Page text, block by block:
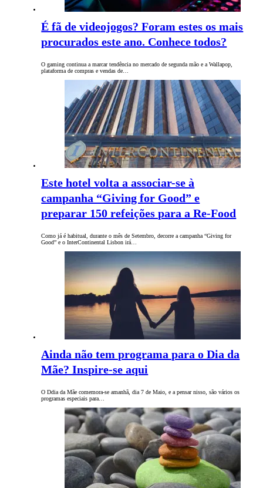
É fã de videojogos? Foram estes os mais
procurados este ano. Conhece todos?
O gaming continua a marcar tendência no mercado de segunda mão e a Wallapop,
plataforma de compras e vendas de…
Este hotel volta a associar-se à
campanha “Giving for Good” e
preparar 150 refeições para a Re-Food
Como já é habitual, durante o mês de Setembro, decorre a campanha “Giving for
Good” e o InterContinental Lisbon irá…
Ainda não tem programa para o Dia da
Mãe? Inspire-se aqui
O Ddia da Mãe comemora-se amanhã, dia 7 de Maio, e a pensar nisso, são vários os
programas especiais para…